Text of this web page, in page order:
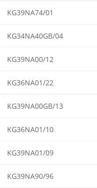
KG39NA74/01
KG34NA40GB/04
KG39NA00/12
KG36NA01/22
KG39NA00GB/13
KG36NA01/10
KG39NA01/09
KG39NA90/96